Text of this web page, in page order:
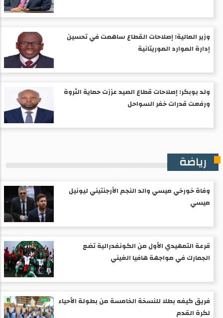
وزير المالية: إصلاحات القطاع ساهمت في تحسين
إدارة الموارد الموريتانية
ولد بوبكر: إصلاحات قطاع الصيد عززت حماية الثروة
ورفعت قدرات خفر السواحل
رياضة
وفاة خورخي ميسي والد النجم الأرجنتيني ليونيل
ميسي
قرعة التمهيدي الأول من الكونفدرالية تضع
الجمارك في مواجهة هافيا الغيني
فريق كيفه بطلا للنسخة الخامسة من بطولة الأحياء
لكرة القدم